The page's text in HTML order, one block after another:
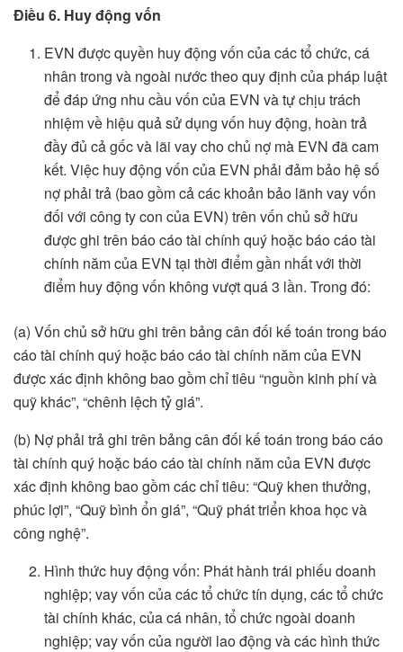
Điều 6. Huy động vốn
EVN được quyền huy động vốn của các tổ chức, cá
nhân trong và ngoài nước theo quy định của pháp luật
để đáp ứng nhu cầu vốn của EVN và tự chịu trách
nhiệm về hiệu quả sử dụng vốn huy động, hoàn trả
đầy đủ cả gốc và lãi vay cho chủ nợ mà EVN đã cam
kết. Việc huy động vốn của EVN phải đảm bảo hệ số
nợ phải trả (bao gồm cả các khoản bảo lãnh vay vốn
đối với công ty con của EVN) trên vốn chủ sở hữu
được ghi trên báo cáo tài chính quý hoặc báo cáo tài
chính năm của EVN tại thời điểm gần nhất với thời
điểm huy động vốn không vượt quá 3 lần. Trong đó:
(a) Vốn chủ sở hữu ghi trên bảng cân đối kế toán trong báo
cáo tài chính quý hoặc báo cáo tài chính năm của EVN
được xác định không bao gồm chỉ tiêu “nguồn kinh phí và
quỹ khác”, “chênh lệch tỷ giá”.
(b) Nợ phải trả ghi trên bảng cân đối kế toán trong báo cáo
tài chính quý hoặc báo cáo tài chính năm của EVN được
xác định không bao gồm các chỉ tiêu: “Quỹ khen thưởng,
phúc lợi”, “Quỹ bình ổn giá”, “Quỹ phát triển khoa học và
công nghệ”.
Hình thức huy động vốn: Phát hành trái phiếu doanh
nghiệp; vay vốn của các tổ chức tín dụng, các tổ chức
tài chính khác, của cá nhân, tổ chức ngoài doanh
nghiệp; vay vốn của người lao động và các hình thức